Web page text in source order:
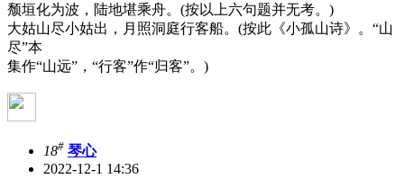
颓垣化为波，陆地堪乘舟。(按以上六句题并无考。)
大姑山尽小姑出，月照洞庭行客船。(按此《小孤山诗》。“山
尽”本
集作“山远”，“行客”作“归客”。)
18# 琴心
2022-12-1 14:36